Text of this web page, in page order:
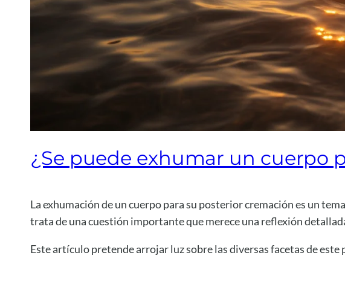
¿Se puede exhumar un cuerpo
La exhumación de un cuerpo para su posterior cremación es un
trata de una cuestión importante que merece una reflexión
Este artículo pretende arrojar luz sobre las diversas facetas de